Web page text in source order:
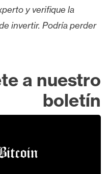
y verifique la
invertir. Podría perder
a nuestro
boletín